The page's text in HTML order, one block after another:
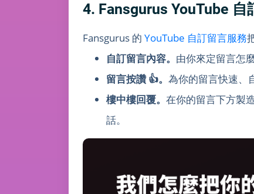
4. Fansgurus YouTube
Fansgurus 的 YouTube 自訂留言服務
自訂留言內容。 由你來定留言怎
留言按讚 👍。 為你的留言快速、
樓中樓回覆。 在你的留言下方製
話。